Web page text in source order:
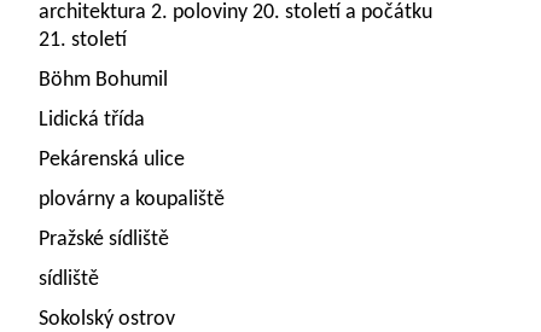
architektura 2. poloviny 20. století a počátku
21. století
Böhm Bohumil
Lidická třída
Pekárenská ulice
plovárny a koupaliště
Pražské sídliště
sídliště
Sokolský ostrov